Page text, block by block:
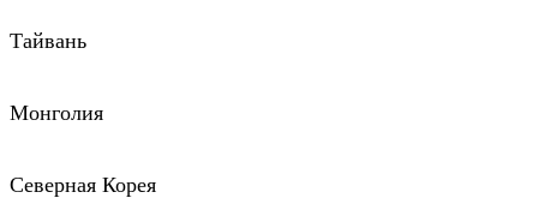
Тайвань
Монголия
Северная Корея